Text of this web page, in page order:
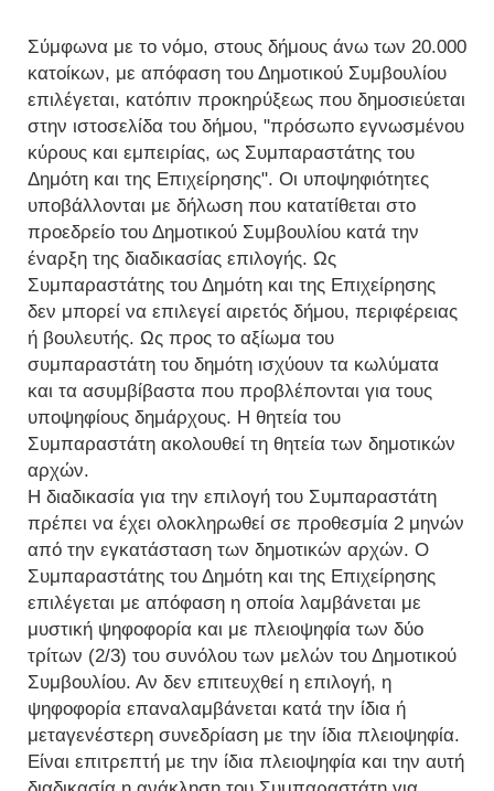
Σύμφωνα με το νόμο, στους δήμους άνω των 20.000
κατοίκων, με απόφαση του Δημοτικού Συμβουλίου
επιλέγεται, κατόπιν προκηρύξεως που δημοσιεύεται
στην ιστοσελίδα του δήμου, "πρόσωπο εγνωσμένου
κύρους και εμπειρίας, ως Συμπαραστάτης του
Δημότη και της Επιχείρησης". Οι υποψηφιότητες
υποβάλλονται με δήλωση που κατατίθεται στο
προεδρείο του Δημοτικού Συμβουλίου κατά την
έναρξη της διαδικασίας επιλογής. Ως
Συμπαραστάτης του Δημότη και της Επιχείρησης
δεν μπορεί να επιλεγεί αιρετός δήμου, περιφέρειας
ή βουλευτής. Ως προς το αξίωμα του
συμπαραστάτη του δημότη ισχύουν τα κωλύματα
και τα ασυμβίβαστα που προβλέπονται για τους
υποψηφίους δημάρχους. Η θητεία του
Συμπαραστάτη ακολουθεί τη θητεία των δημοτικών
αρχών.
Η διαδικασία για την επιλογή του Συμπαραστάτη
πρέπει να έχει ολοκληρωθεί σε προθεσμία 2 μηνών
από την εγκατάσταση των δημοτικών αρχών. Ο
Συμπαραστάτης του Δημότη και της Επιχείρησης
επιλέγεται με απόφαση η οποία λαμβάνεται με
μυστική ψηφοφορία και με πλειοψηφία των δύο
τρίτων (2/3) του συνόλου των μελών του Δημοτικού
Συμβουλίου. Αν δεν επιτευχθεί η επιλογή, η
ψηφοφορία επαναλαμβάνεται κατά την ίδια ή
μεταγενέστερη συνεδρίαση με την ίδια πλειοψηφία.
Είναι επιτρεπτή με την ίδια πλειοψηφία και την αυτή